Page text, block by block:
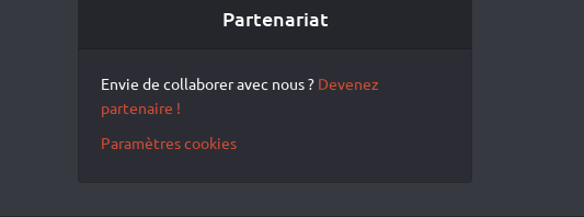
Partenariat
Envie de collaborer avec nous ? Devenez
partenaire !
Paramètres cookies